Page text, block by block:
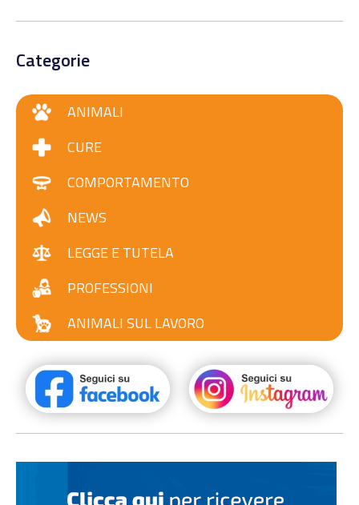
Categorie
ANIMALI
CURE
COMPORTAMENTO
NEWS
LEGGE E TUTELA
PROFESSIONI
ANIMALI SUL LAVORO